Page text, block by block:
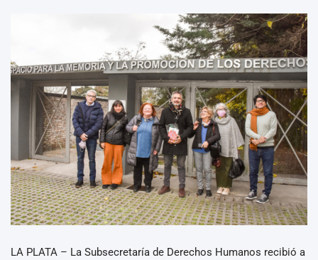
LA PLATA – La Subsecretaría de Derechos Humanos recibió a